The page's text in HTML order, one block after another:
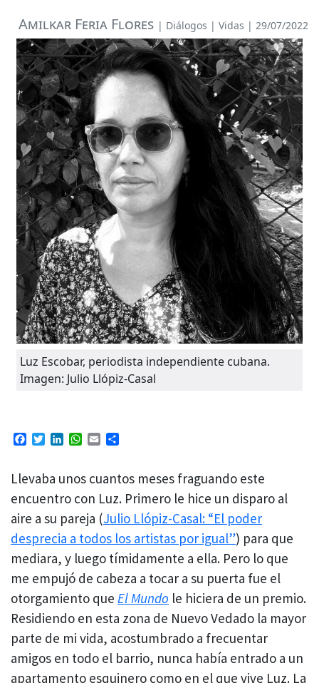
Amilkar Feria Flores | Diálogos | Vidas | 29/07/2022
Luz Escobar, periodista independiente cubana.
Imagen: Julio Llópiz-Casal
Facebook
TwitterLinkedIn
WhatsApp
Email
Llevaba unos cuantos meses fraguando este
encuentro con Luz. Primero le hice un disparo al
aire a su pareja (Julio Llópiz-Casal: “El poder
desprecia a todos los artistas por igual”) para que
mediara, y luego tímidamente a ella. Pero lo que
me empujó de cabeza a tocar a su puerta fue el
otorgamiento que El Mundo le hiciera de un premio.
Residiendo en esta zona de Nuevo Vedado la mayor
parte de mi vida, acostumbrado a frecuentar
amigos en todo el barrio, nunca había entrado a un
apartamento esquinero como en el que vive Luz. La